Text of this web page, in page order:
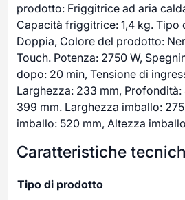
prodotto: Friggitrice ad aria
Capacità friggitrice: 1,4 kg. Tipo
Doppia, Colore del prodotto:
Touch. Potenza: 2750 W,
dopo: 20 min, Tensione di
Larghezza: 233 mm,
399 mm. Larghezza imballo:
imballo: 520 mm, Altezza
Caratteristiche
Tipo di prodotto